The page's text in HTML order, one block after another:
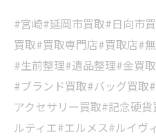
#宮崎#延岡市買取#日向市
買取#買取専門店#買取店#
#生前整理#遺品整理#金買
#ブランド買取#バッグ買取
アクセサリー買取#記念硬
ルティエ#エルメス#ルイヴ